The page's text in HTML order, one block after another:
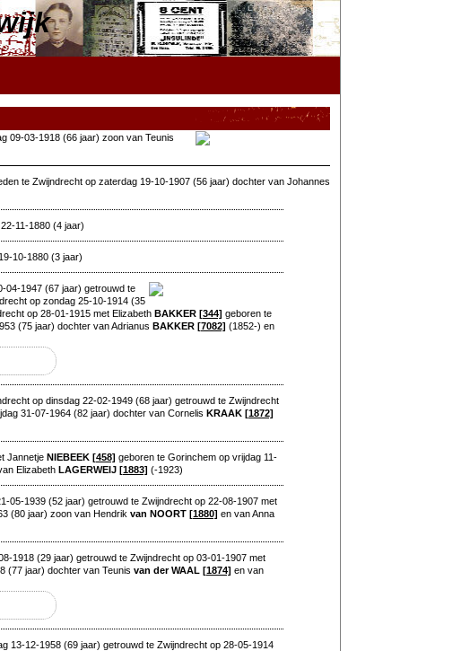
09-03-1918 (66 jaar) zoon van Teunis
te Zwijndrecht op zaterdag 19-10-1907 (56 jaar) dochter van Johannes
11-1880 (4 jaar)
10-1880 (3 jaar)
04-1947 (67 jaar) getrouwd te
op zondag 25-10-1914 (35
op 28-01-1915 met Elizabeth BAKKER [344] geboren te
(75 jaar) dochter van Adrianus BAKKER [7082] (1852-) en
op dinsdag 22-02-1949 (68 jaar) getrouwd te Zwijndrecht
31-07-1964 (82 jaar) dochter van Cornelis KRAAK [1872]
Jannetje NIEBEEK [458] geboren te Gorinchem op vrijdag 11-
Elizabeth LAGERWEIJ [1883] (-1923)
05-1939 (52 jaar) getrouwd te Zwijndrecht op 22-08-1907 met
(80 jaar) zoon van Hendrik van NOORT [1880] en van Anna
1918 (29 jaar) getrouwd te Zwijndrecht op 03-01-1907 met
(77 jaar) dochter van Teunis van der WAAL [1874] en van
13-12-1958 (69 jaar) getrouwd te Zwijndrecht op 28-05-1914